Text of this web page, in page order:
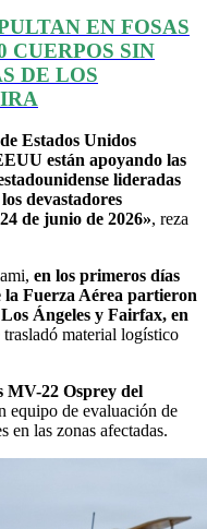
EN FOSAS
CUERPOS SIN
DE LOS
Estados Unidos
están apoyando las
lideradas
devastadores
de junio de 2026», reza
en los primeros días
la Fuerza Aérea partieron
Ángeles y Fairfax, en
trasladó material logístico
MV-22 Osprey del
equipo de evaluación de
en las zonas afectadas.